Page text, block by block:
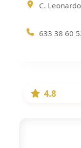
C.
633 38 60
4.8